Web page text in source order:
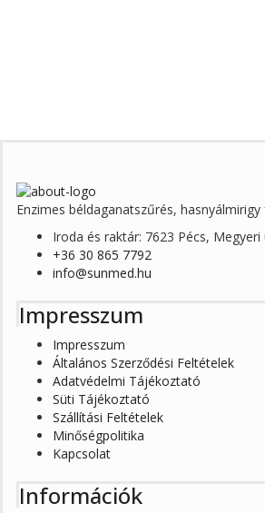
Enzimes béldaganatszűrés,
Iroda és raktár: 7623 Pécs, Megyeri
+36 30 865 7792
info@sunmed.hu
Impresszum
Impresszum
Általános Szerződési Feltételek
Adatvédelmi Tájékoztató
Süti Tájékoztató
Szállítási Feltételek
Minőségpolitika
Kapcsolat
Információk